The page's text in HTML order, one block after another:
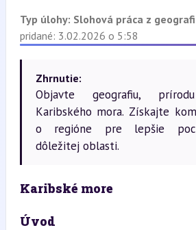
Typ úlohy: Slohová práca z
pridané: 3.02.2026 o 5:58
Zhrnutie:
Objavte geografiu,
Karibského mora. Získajte
o regióne pre lepšie
dôležitej oblasti.
Karibské more
Úvod